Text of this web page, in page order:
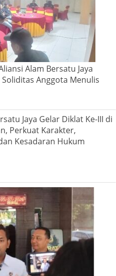
Alam Bersatu Jaya
Anggota Menulis
Jaya Gelar Diklat Ke-III di
Perkuat Karakter,
Kesadaran Hukum